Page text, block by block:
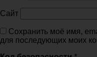
Сайт
Сохранить моё имя,
для последующих моих